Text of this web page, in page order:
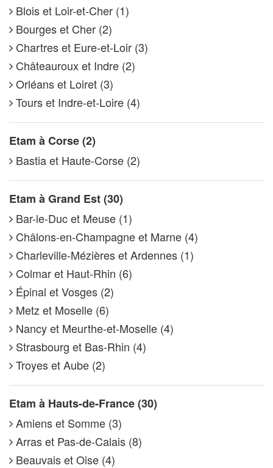
Blois et Loir-et-Cher (1)
Bourges et Cher (2)
Chartres et Eure-et-Loir (3)
Châteauroux et Indre (2)
Orléans et Loiret (3)
Tours et Indre-et-Loire (4)
Etam à Corse (2)
Bastia et Haute-Corse (2)
Etam à Grand Est (30)
Bar-le-Duc et Meuse (1)
Châlons-en-Champagne et Marne (4)
Charleville-Mézières et Ardennes (1)
Colmar et Haut-Rhin (6)
Épinal et Vosges (2)
Metz et Moselle (6)
Nancy et Meurthe-et-Moselle (4)
Strasbourg et Bas-Rhin (4)
Troyes et Aube (2)
Etam à Hauts-de-France (30)
Amiens et Somme (3)
Arras et Pas-de-Calais (8)
Beauvais et Oise (4)